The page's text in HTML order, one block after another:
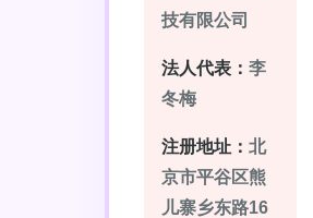
技有限公司
法人代表： 李
冬梅
注册地址： 北
京市平谷区熊
儿寨乡东路16